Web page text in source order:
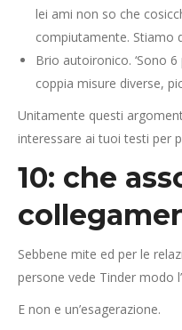
lei ami non so che
compiutamente. Stiamo
Brio autoironico. ‘Sono
coppia misure diverse,
Unitamente questi
interessare ai tuoi testi per
10: che
Sebbene mite ed per le
persone vede Tinder modo
E non e un’esagerazione.